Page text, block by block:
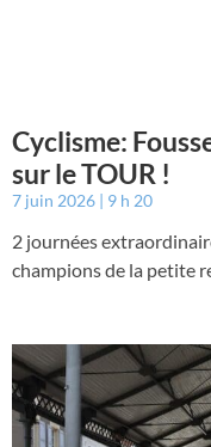
Cyclisme:
sur le TOUR !
7 juin 2026 9 h 20
2 journées
champions de la petite